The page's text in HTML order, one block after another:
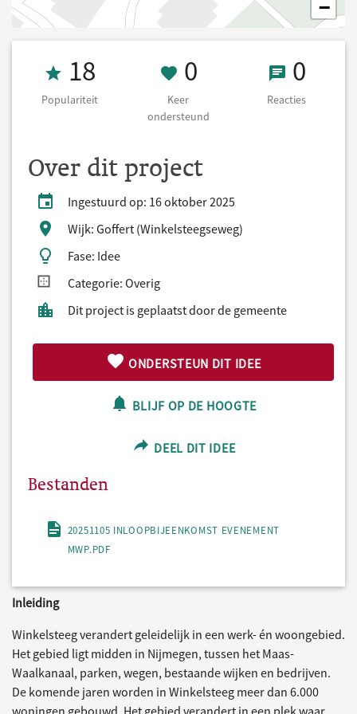
−
Populariteit 18
18
Populariteit
0 Keer
0
Keer
ondersteund
0 0
Reacties
Over dit project
Ingestuurd op: 16 oktober 2025
Wijk: Goffert (Winkelsteegseweg)
Fase: Idee
Categorie: Overig
Dit project is geplaatst door de gemeente
ONDERSTEUN DIT IDEE
BLIJF OP DE HOOGTE
DEEL DIT IDEE
Bestanden
20251105 INLOOPBIJEENKOMST EVENEMENT
MWP.PDF
Inleiding
Winkelsteeg verandert geleidelijk in een werk- én woongebied.
Het gebied ligt midden in Nijmegen, tussen het Maas-
Waalkanaal, parken, wegen, bestaande wijken en bedrijven.
De komende jaren worden in Winkelsteeg meer dan 6.000